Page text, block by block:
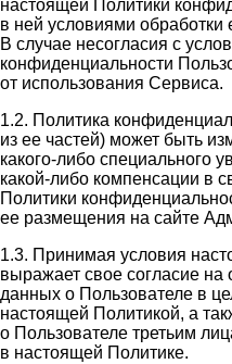
настоящей Политики
в ней условиями
В случае несогласия с
конфиденциальности
от использования Сервиса.
1.2. Политика
из ее частей) может быть
какого-либо специального
какой-либо компенсации в
Политики
ее размещения на сайте
1.3. Принимая условия
выражает свое согласие на
данных о Пользователе в
настоящей Политикой, а
о Пользователе третьим
в настоящей Политике.